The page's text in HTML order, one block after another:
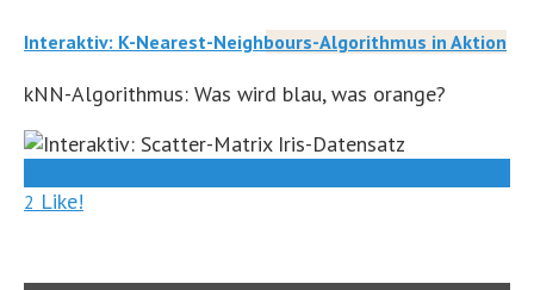
Interaktiv: K-Nearest-Neighbours-Algorithmus in Aktion
kNN-Algorithmus: Was wird blau, was orange?
2 Like!